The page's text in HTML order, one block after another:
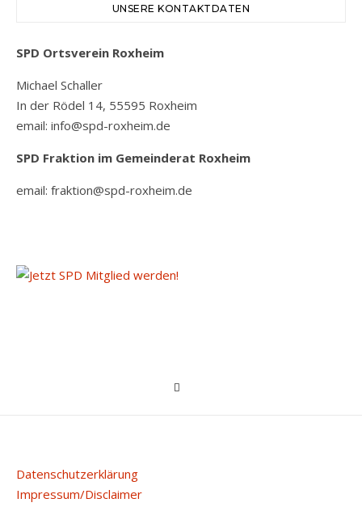
UNSERE KONTAKTDATEN
SPD Ortsverein Roxheim
Michael Schaller
In der Rödel 14, 55595 Roxheim
email: info@spd-roxheim.de
SPD Fraktion im Gemeinderat Roxheim
email: fraktion@spd-roxheim.de
Datenschutzerklärung
Impressum/Disclaimer